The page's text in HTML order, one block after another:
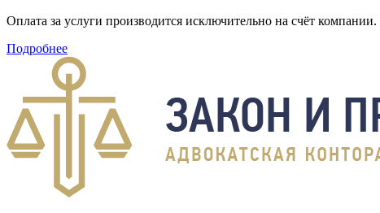
Оплата за услуги производится исключительно на счёт
Подробнее